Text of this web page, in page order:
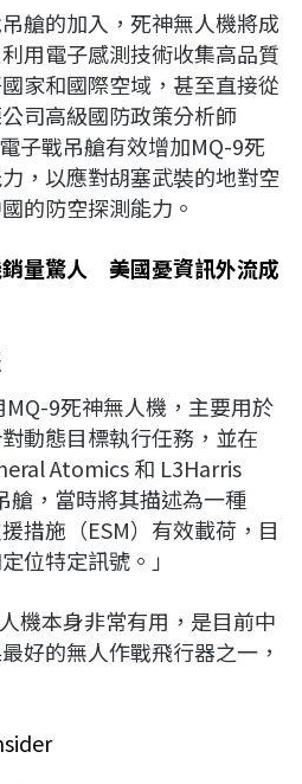
艙的加入，死神無人機將成
用電子感測技術收集高品質
家和國際空域，甚至直接從
司高級國防政策分析師
子戰吊艙有效增加MQ-9死
，以應對胡塞武裝的地對空
的防空探測能力。
量驚人 美國憂資訊外流成
9死神無人機，主要用於
動態目標執行任務，並在
Atomics 和 L3Harris
，當時將其描述為一種
措施（ESM）有效載荷，目
位特定訊號。」
機本身非常有用，是目前中
好的無人作戰飛行器之一，